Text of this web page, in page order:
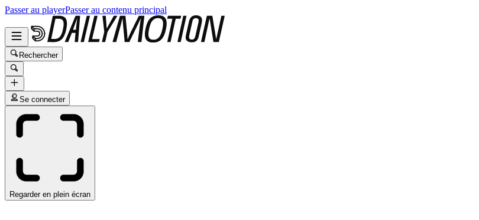
Passer au playerPasser au contenu principal
Rechercher
Se connecter
Regarder en plein écran